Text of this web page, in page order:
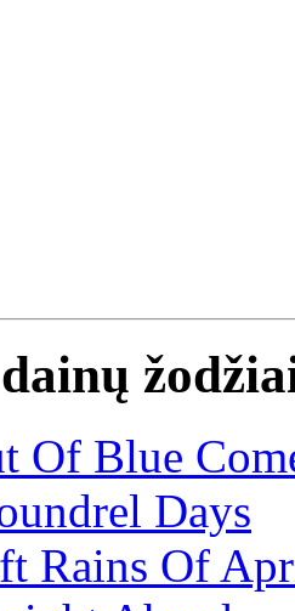
Of Blue
Days
Rains Of